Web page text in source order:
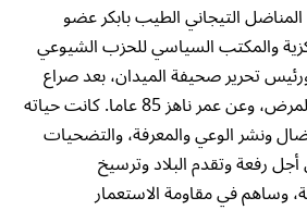
المناضل التيجاني الطيب بابكر عضو
والمكتب السياسي للحزب الشيوعي
تحرير صحيفة الميدان، بعد صراع
طويل مع المرض، وعن عمر ناهز 85 عاما. كانت حياته
ونشر الوعي والمعرفة، والتضحيات
رفعة وتقدم البلاد وترسيخ
وساهم في مقاومة الاستعمار